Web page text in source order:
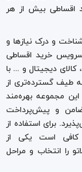
اقساطی بیش از هر
شناخت و درک نیازها و
سرویس خرید اقساطی
دیجیتال و ... با
طیف گسترد‌ه‌تری از
مجموعه بهره‌مند
ضامن و پیش‌پرداخت
برای استفاده از
کافی است یکی از
را انتخاب و مراحل